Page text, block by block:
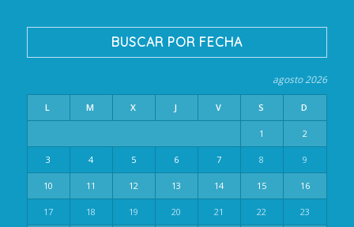
BUSCAR POR FECHA
agosto 2026
L M X J V S D
1 2
3 4 5 6 7 8 9
10 11 12 13 14 15 16
17 18 19 20 21 22 23